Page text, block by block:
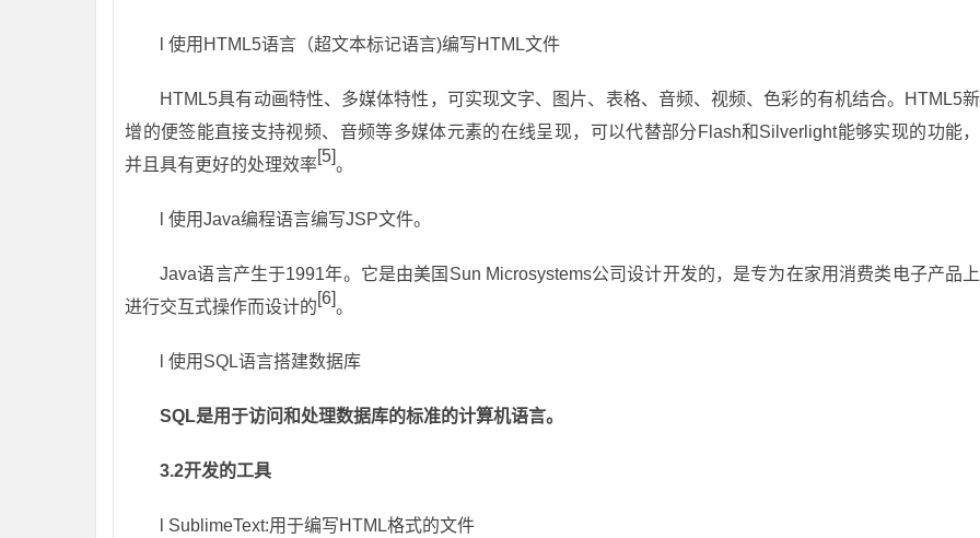
l使用HTML5语言（超文本标记语言)编写HTML文件
HTML5具有动画特性、多媒体特性，可实现文字、图片、表格、音频、视频、色彩的有机结合。HTML5新
增的便签能直接支持视频、音频等多媒体元素的在线呈现，可以代替部分Flash和Silverlight能够实现的功能，
并且具有更好的处理效率[5]。
l使用Java编程语言编写JSP文件。
Java语言产生于1991年。它是由美国Sun Microsystems公司设计开发的，是专为在家用消费类电子产品上
进行交互式操作而设计的[6]。
l使用SQL语言搭建数据库
SQL是用于访问和处理数据库的标准的计算机语言。
3.2开发的工具
SublimeText:用于编写HTML格式的文件